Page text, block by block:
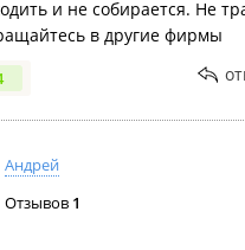
и не собирается. Не
в другие фирмы
Андрей
Отзывов 1